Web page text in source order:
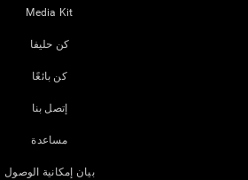
Media Kit
كن حليفا
كن بائعًا
إتصل بنا
مساعدة
بيان إمكانية الوصول